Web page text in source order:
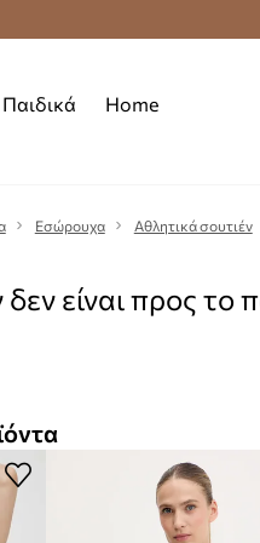
Δωρεάν
Παιδικά Home
Εσώρουχα Αθλητικά σουτιέν
είναι προς το